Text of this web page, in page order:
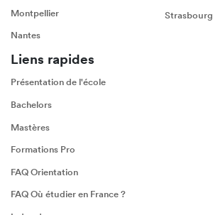
Montpellier
Nantes
Strasbourg
Liens rapides
Présentation de l'école
Bachelors
Mastères
Formations Pro
FAQ Orientation
FAQ Où étudier en France ?